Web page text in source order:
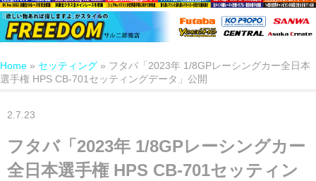
Home » セッティング » フタバ「2023年 1/8GPレーシングカー全日本
選手権 HPS CB-701セッティングデータ」公開
2.7.23
フタバ「2023年 1/8GPレーシングカー
全日本選手権 HPS CB-701セッティン